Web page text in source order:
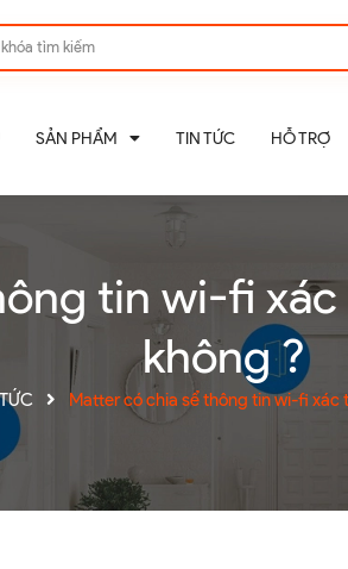
SẢN PHẨM TIN TỨC HỖ TRỢ
tin wi-fi
không ?
Matter có chia sể thông tin wi-fi xác